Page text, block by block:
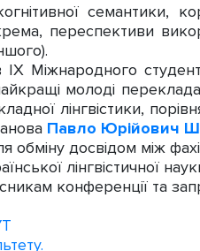
семантики,
переспективи
Міжнародного
молоді
лінгвістики,
Павло Юрійович
досвідом між
лінгвістичної
конференції та